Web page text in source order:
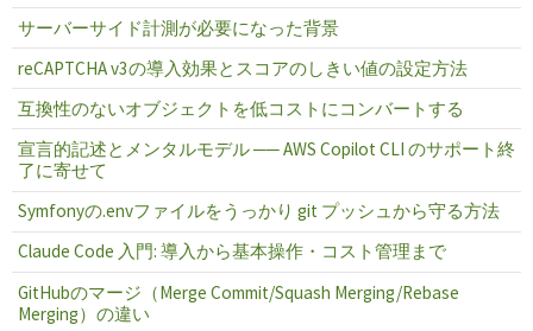
サーバーサイド計測が必要になった背景
reCAPTCHA v3の導入効果とスコアのしきい値の設定方法
互換性のないオブジェクトを低コストにコンバートする
宣言的記述とメンタルモデル ── AWS Copilot CLI のサポート終
了に寄せて
Symfonyの.envファイルをうっかり git プッシュから守る方法
Claude Code 入門: 導入から基本操作・コスト管理まで
GitHubのマージ（Merge Commit/Squash Merging/Rebase
Merging）の違い